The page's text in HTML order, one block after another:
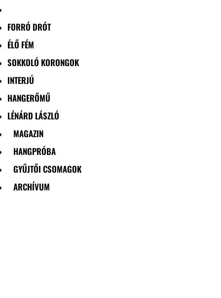
FORRÓ DRÓT
ÉLŐ FÉM
SOKKOLÓ KORONGOK
INTERJÚ
HANGERŐMŰ
LÉNÁRD LÁSZLÓ
MAGAZIN
HANGPRÓBA
GYŰJTŐI CSOMAGOK
ARCHÍVUM